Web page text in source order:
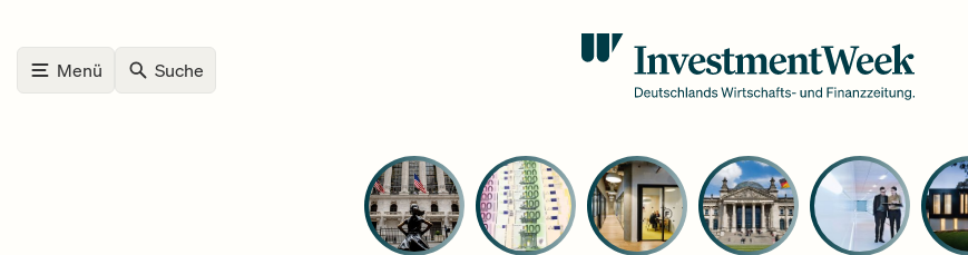
Menü Suche